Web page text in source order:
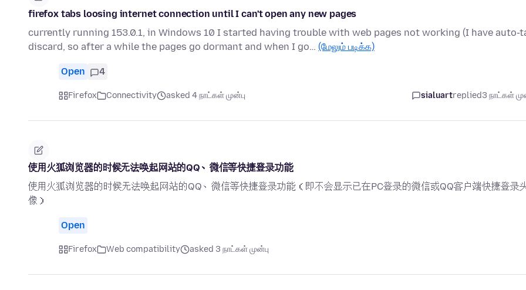
firefox tabs loosing internet connection until I can't open any new pages
currently running 153.0.1, in Windows 10 I started having trouble with web pages not working (I have auto-
discard, so after a while the pages go dormant and when I go… (மேலும் படிக்க)
Open 4
Firefox Connectivity asked 4 நாட்கள் முன்பு sialuartreplied3 நாட்கள்
使用火狐浏览器的时候无法唤起网站的QQ、微信等快捷登录功能
使用火狐浏览器的时候无法唤起网站的QQ、微信等快捷登录功能（即不会显示已在PC登录的微信或QQ客户端快捷登录
像）
Open
Firefox Web compatibility asked 3 நாட்கள் முன்பு